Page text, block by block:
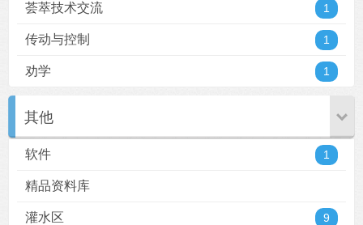
1
荟萃技术交流
1
传动与控制
1
劝学
其他
1
软件
精品资料库
9
灌水区